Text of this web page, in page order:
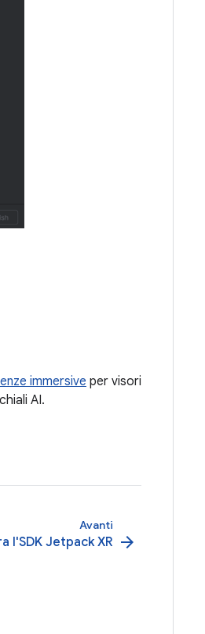
immersive per visori
AI.
Avanti
l'SDK Jetpack XR arrow_forward